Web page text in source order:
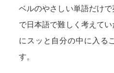
ベルのやさしい単語だけ
で日本語で難しく考えて
にスッと自分の中に入る
す。